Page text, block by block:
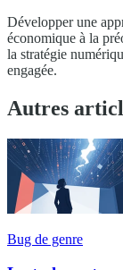
Développer une
économique à la
la stratégie
engagée.
Autres
Bug de genre